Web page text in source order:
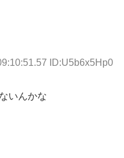
ID:U5b6x5Hp0
いんかな